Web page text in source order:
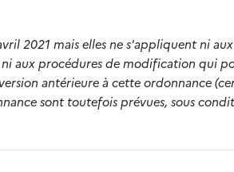
2021 mais elles ne s'appliquent ni aux
aux procédures de modification qui
antérieure à cette ordonnance
sont toutefois prévues, sous